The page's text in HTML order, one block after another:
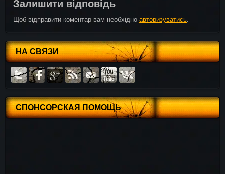
Залишити відповідь
Щоб відправити коментар вам необхідно авторизуватись.
НА СВЯЗИ
СПОНСОРСКАЯ ПОМОЩЬ